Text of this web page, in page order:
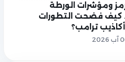
ومؤشرات الورطة
كيف فضحت التطورات
أكاذيب ترامب؟